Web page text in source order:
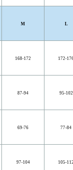
M L
168-172 172-
87-94 95-102
69-76 77-84
97-104 105-